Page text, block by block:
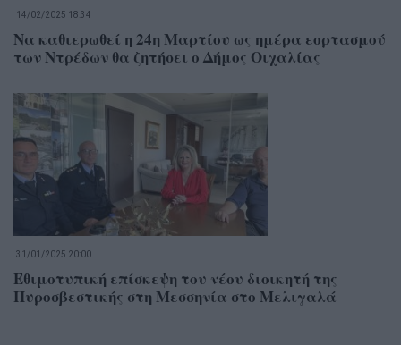
14/02/2025 18:34
Να καθιερωθεί η 24η Μαρτίου ως ημέρα εορτασμού
των Ντρέδων θα ζητήσει ο Δήμος Οιχαλίας
31/01/2025 20:00
Εθιμοτυπική επίσκεψη του νέου διοικητή της
Πυροσβεστικής στη Μεσσηνία στο Μελιγαλά